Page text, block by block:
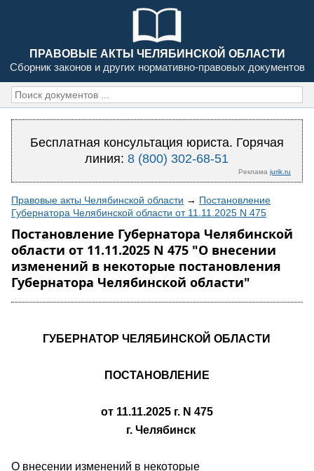
ПРАВОВЫЕ АКТЫ ЧЕЛЯБИНСКОЙ ОБЛАСТИ
Сборник законов и других нормативно-правовых документов
Бесплатная консультация юриста. Горячая
линия:8 (800) 302-68-51
Реклама jurik.ru
Правовые акты Челябинской области → Постановление
Губернатора Челябинской области от 11.11.2025 N 475
Постановление Губернатора Челябинской
области от 11.11.2025 N 475 "О внесении
изменений в некоторые постановления
Губернатора Челябинской области"
ГУБЕРНАТОР ЧЕЛЯБИНСКОЙ ОБЛАСТИ
ПОСТАНОВЛЕНИЕ
от 11.11.2025 г. N 475
г. Челябинск
О внесении изменений в некоторые